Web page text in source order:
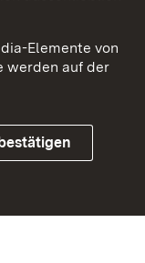
Elemente von
werden auf der